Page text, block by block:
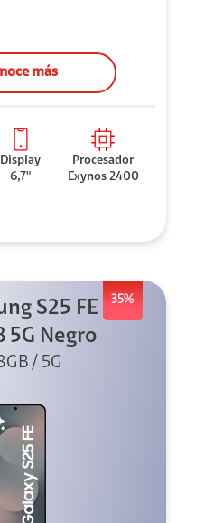
más
Display
6,7"
Procesador
Exynos 2400
35%
S25 FE
5G Negro
/ 5G